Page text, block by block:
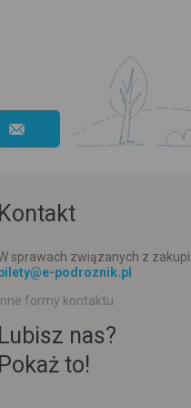
sprawach związanych z
podroznik.pl
formy kontaktu
nas?
to!